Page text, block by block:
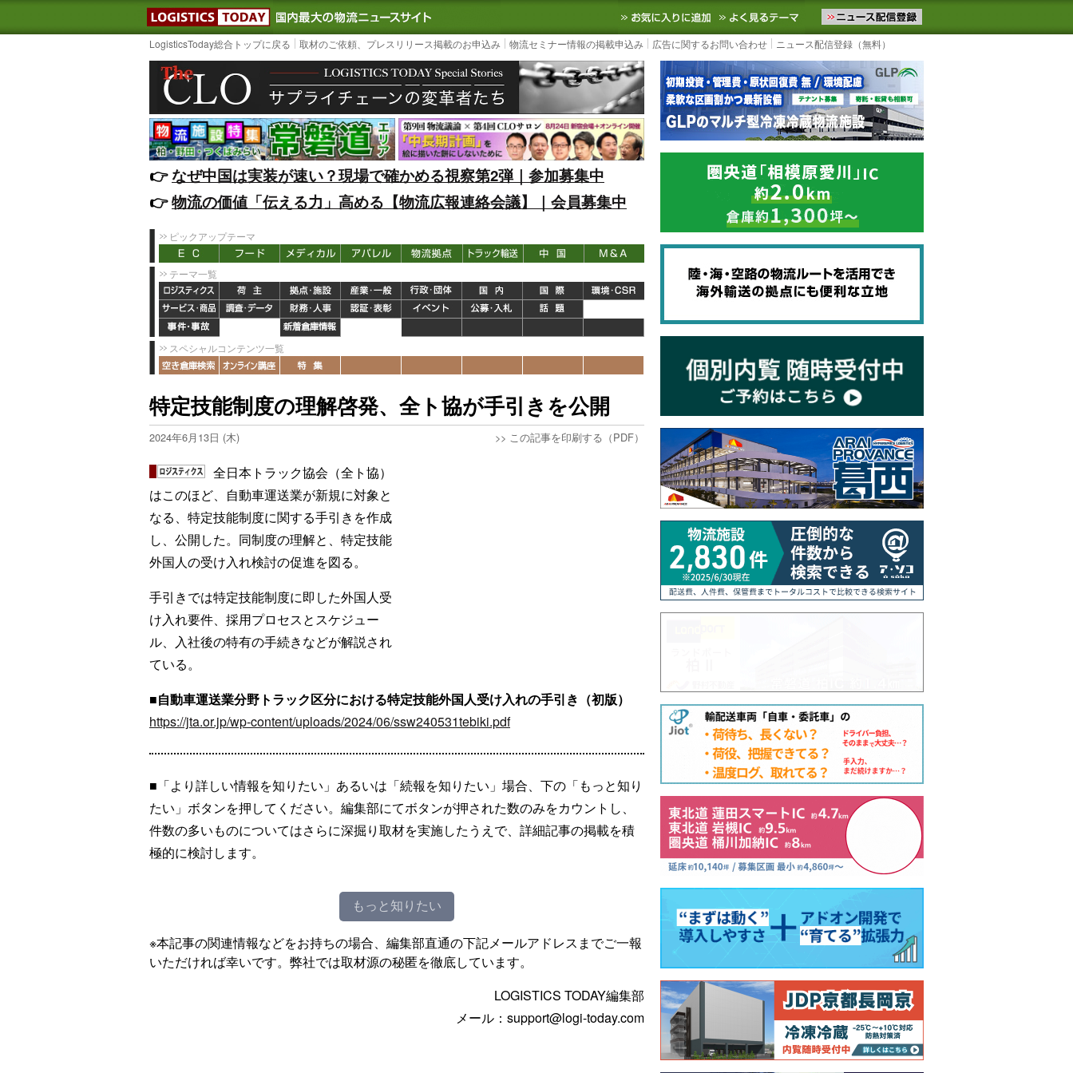
LOGISTICS TODAY｜国内最大の物流ニュースサイト3PL, SCMなど国内外の最新の物流ニュースをお届けします。物流ニュースメール配信を登録す
お気に入りに追加 よく見るテーマ
LogisticsToday総合トップに戻る 取材のご依頼、プレスリリース掲載のお申込み 物流セミナー情報の掲載申込み 広告に関するお問い合わせ ニュース配信登録（無料）
👉️なぜ中国は実装が速い？現場で確かめる視察第2弾｜参加募集中
👉️物流の価値「伝える力」高める【物流広報連絡会議】｜会員募集中
ピックアップテーマ
テーマ一覧
スペシャルコンテンツ一覧
特定技能制度の理解啓発、全ト協が手引きを公開
2024年6月13日 (木) >> この記事を印刷する（PDF）
全日本トラック協会（全ト協）
はこのほど、自動車運送業が新規に対象と
なる、特定技能制度に関する手引きを作成
し、公開した。同制度の理解と、特定技能
外国人の受け入れ検討の促進を図る。
手引きでは特定技能制度に即した外国人受
け入れ要件、採用プロセスとスケジュー
ル、入社後の特有の手続きなどが解説され
ている。
■自動車運送業分野トラック区分における特定技能外国人受け入れの手引き（初版）
https://jta.or.jp/wp-content/uploads/2024/06/ssw240531tebiki.pdf
■「より詳しい情報を知りたい」あるいは「続報を知りたい」場合、下の「もっと知り
たい」ボタンを押してください。編集部にてボタンが押された数のみをカウントし、
件数の多いものについてはさらに深掘り取材を実施したうえで、詳細記事の掲載を積
極的に検討します。
もっと知りたい
※本記事の関連情報などをお持ちの場合、編集部直通の下記メールアドレスまでご一報
いただければ幸いです。弊社では取材源の秘匿を徹底しています。
LOGISTICS TODAY編集部
メール：support@logi-today.com